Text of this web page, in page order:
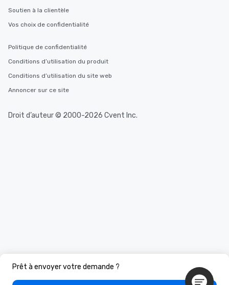
Prêt à envoyer votre demande ?
Soutien à la clientèle
Vos choix de confidentialité
Politique de confidentialité
Conditions d’utilisation du produit
Conditions d’utilisation du site web
Annoncer sur ce site
Droit d’auteur © 2000-2026 Cvent Inc.